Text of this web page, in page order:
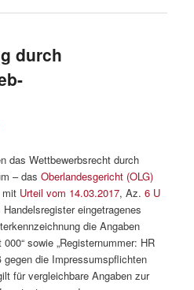
durch
das Wettbewerbsrecht durch
– dasOberlandesgericht (OLG)
mit Urteil vom 14.03.2017, Az.6 U
eingetragenes
die Angaben
sowie „Registernummer: HR
gegen die Impressumspflichten
für vergleichbare Angaben zur